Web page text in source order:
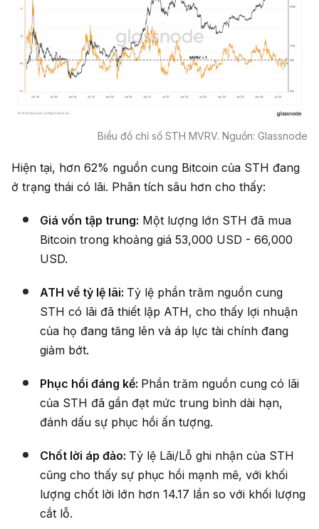
Biểu đồ chỉ số STH MVRV. Nguồn: Glassnode
Hiện tại, hơn 62% nguồn cung Bitcoin của STH đang
ở trạng thái có lãi. Phân tích sâu hơn cho thấy:
Giá vốn tập trung: Một lượng lớn STH đã mua
Bitcoin trong khoảng giá 53,000 USD - 66,000
USD.
ATH về tỷ lệ lãi: Tỷ lệ phần trăm nguồn cung
STH có lãi đã thiết lập ATH, cho thấy lợi nhuận
của họ đang tăng lên và áp lực tài chính đang
giảm bớt.
Phục hồi đáng kể: Phần trăm nguồn cung có lãi
của STH đã gần đạt mức trung bình dài hạn,
đánh dấu sự phục hồi ấn tượng.
Chốt lời áp đảo: Tỷ lệ Lãi/Lỗ ghi nhận của STH
cũng cho thấy sự phục hồi mạnh mẽ, với khối
lượng chốt lời lớn hơn 14.17 lần so với khối lượng
cắt lỗ.